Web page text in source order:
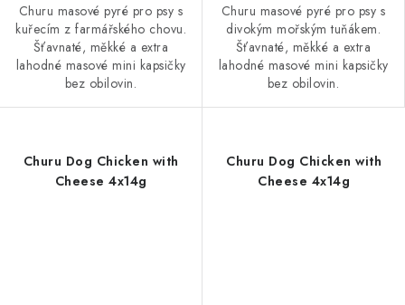
Churu masové pyré pro psy s
kuřecím z farmářského chovu.
Šťavnaté, měkké a extra
lahodné masové mini kapsičky
bez obilovin.
Churu masové pyré pro psy s
divokým mořským tuňákem.
Šťavnaté, měkké a extra
lahodné masové mini kapsičky
bez obilovin.
Churu Dog Chicken with
Cheese 4x14g
Churu Dog Chicken with
Cheese 4x14g